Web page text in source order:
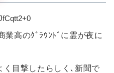
業高のｸﾞﾗｳﾝﾄﾞに霊が夜に
目撃したらしく､新聞で